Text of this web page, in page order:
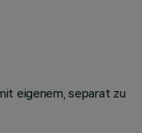
eigenem, separat zu